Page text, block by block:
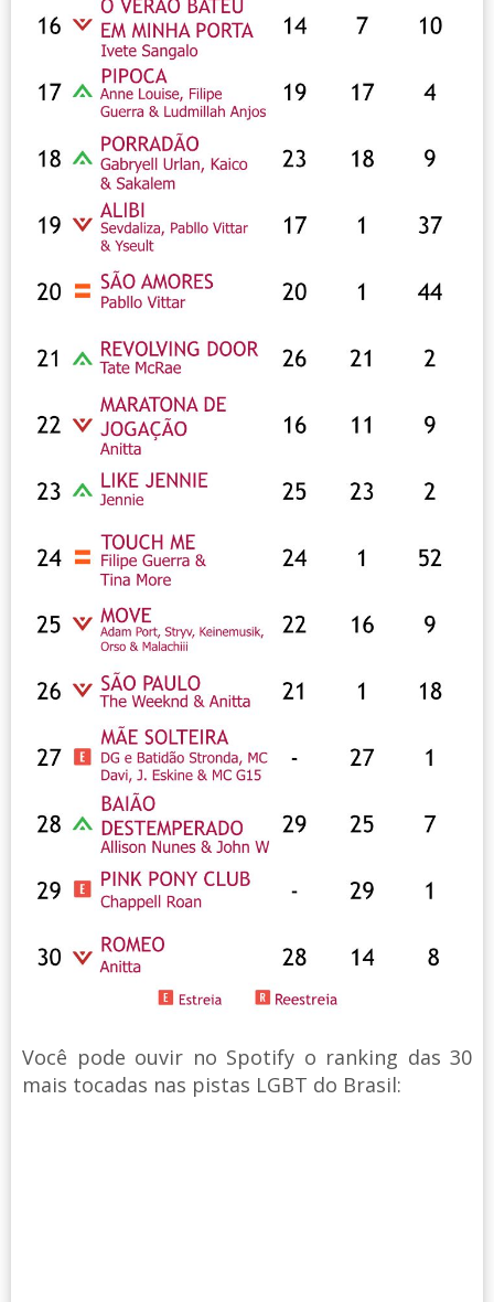
Você pode ouvir no Spotify o ranking das 30
mais tocadas nas pistas LGBT do Brasil: